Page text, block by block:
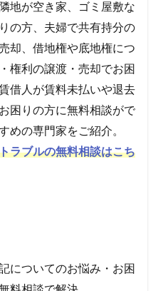
地が空き家、ゴミ屋敷な
の方、夫婦で共有持分の
却、借地権や底地権につ
権利の譲渡・売却でお困
借人が賃料未払いや退去
困りの方に無料相談がで
めの専門家をご紹介。
ラブルの無料相談はこち
についてのお悩み・お困